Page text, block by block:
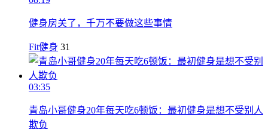
健身房关了，千万不要做这些事情
Fit健身 31
03:35
青岛小哥健身20年每天吃6顿饭：最初健身是想不受别人
欺负